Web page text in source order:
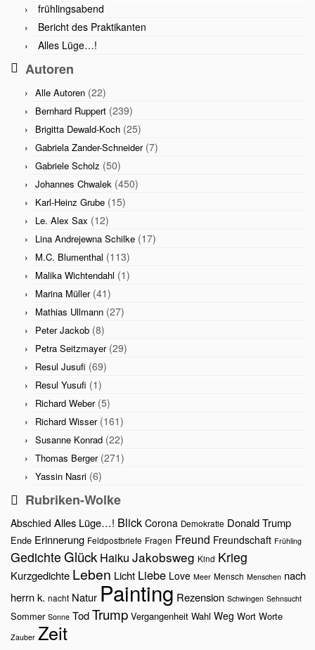
frühlingsabend
Bericht des Praktikanten
Alles Lüge…!
Autoren
Alle Autoren (22)
Bernhard Ruppert (239)
Brigitta Dewald-Koch (25)
Gabriela Zander-Schneider(7)
Gabriele Scholz (50)
Johannes Chwalek (450)
Karl-Heinz Grube (15)
Le. Alex Sax (12)
Lina Andrejewna Schilke (17)
M.C. Blumenthal (113)
Malika Wichtendahl (1)
Marina Müller(41)
Mathias Ullmann (27)
Peter Jackob (8)
Petra Seitzmayer(29)
Resul Jusufi (69)
Resul Yusufi (1)
Richard Weber(5)
Richard Wisser(161)
Susanne Konrad (22)
Thomas Berger(271)
Yassin Nasri (6)
Rubriken-Wolke
Abschied Alles Lüge…! Blick Corona Demokratie Donald Trump
Ende Erinnerung Feldpostbriefe Fragen Freund Freundschaft Frühling
Gedichte Glück Haiku Jakobsweg Kind Krieg
Kurzgedichte Leben Licht Liebe Love Meer Mensch Menschen nach
herrn k. nacht Natur Painting Rezension Schwingen Sehnsucht
Sommer Sonne TodTrump Vergangenheit Wahl Weg Wort Worte
Zauber Zeit